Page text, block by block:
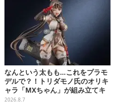
なんという太もも…これをプラモ
デルで？！トリダモノ氏のオリキ
ャラ「MXちゃん」が組み立てキ
ット化―持ってるケースはレール
2026.8.7